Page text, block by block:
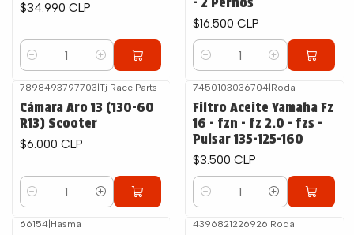
$34.990 CLP
Cantidad
$16.500 CLP
Cantidad
7898493797703 Tj Race Parts
Cámara Aro 13 (130-60
R13) Scooter
$6.000 CLP
Cantidad
7450103036704 Roda
Filtro Aceite Yamaha Fz
16 - fzn - fz 2.0 - fzs -
Pulsar 135-125-160
$3.500 CLP
Cantidad
66154| Hasma 4396821226926 Roda